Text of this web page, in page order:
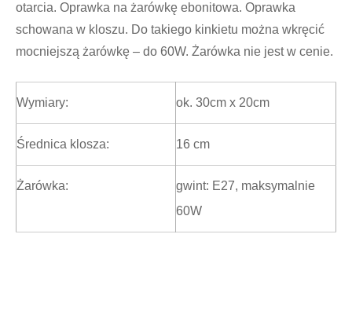
otarcia. Oprawka na żarówkę ebonitowa. Oprawka
schowana w kloszu. Do takiego kinkietu można wkręcić
mocniejszą żarówkę – do 60W. Żarówka nie jest w cenie.
Wymiary: ok. 30cm x 20cm
Średnica klosza: 16 cm
Żarówka:
gwint: E27, maksymalnie
60W